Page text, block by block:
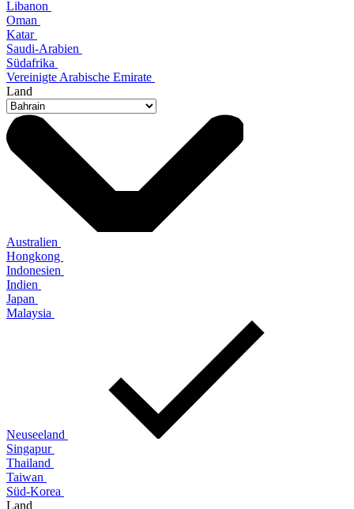
Libanon
Oman
Katar
Saudi-Arabien
Südafrika
Vereinigte Arabische Emirate
Land
Australien
Hongkong
Indonesien
Indien
Japan
Malaysia
Neuseeland
Singapur
Thailand
Taiwan
Süd-Korea
Land